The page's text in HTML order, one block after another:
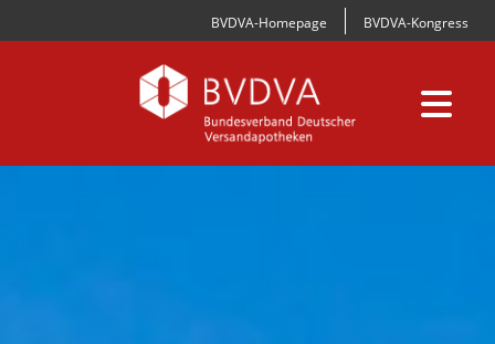
BVDVA-Homepage BVDVA-Kongress